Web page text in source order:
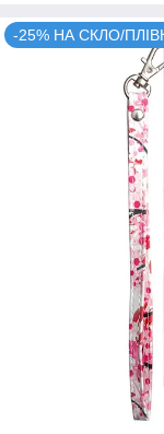
-25% НА СКЛО/